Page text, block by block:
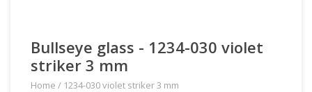
Bullseye glass - 1234-030 violet
striker 3 mm
Home / 1234-030 violet striker 3 mm